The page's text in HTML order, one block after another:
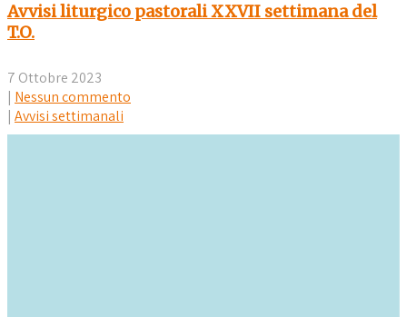
Avvisi liturgico pastorali XXVII settimana del
T.O.
7 Ottobre 2023
| Nessun commento
| Avvisi settimanali